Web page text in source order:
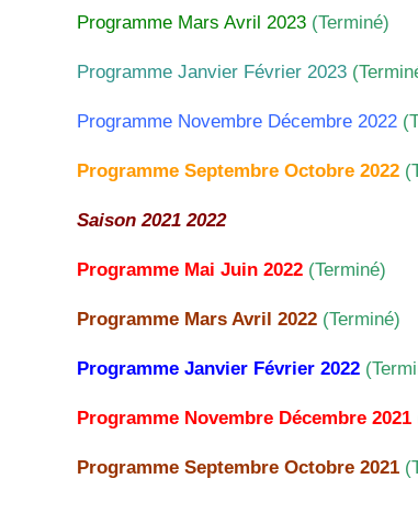
Programme Mars Avril 2023 (Terminé)
Programme Janvier Février 2023
Programme Novembre Décembre 2022
Programme Septembre Octobre 2022
Saison 2021 2022
Programme Mai Juin 2022 (Terminé)
Programme Mars Avril 2022 (Terminé)
Programme Janvier Février 2022
Programme Novembre Décembre 2021
Programme Septembre Octobre 2021